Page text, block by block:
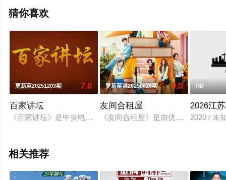
剧情网等平台了解。
猜你喜欢
更新至20251203期 7.0
百家讲坛
《百家讲坛》是中央电视台科教频道（CCTV-10）2001年7月9
更新至第20250626期 9.0
友间合租屋
《友间合租屋》是由优酷视频推出
HD
2026江
2020 / 未
相关推荐